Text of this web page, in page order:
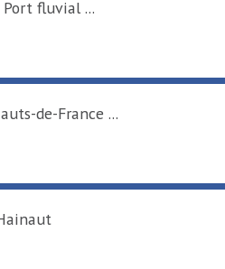
fluvial ...
de-France ...